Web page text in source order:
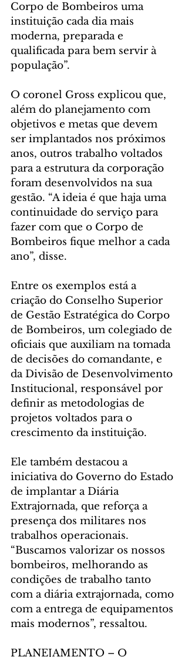
Corpo de Bombeiros uma
instituição cada dia mais
moderna, preparada e
qualificada para bem servir à
população”.
O coronel Gross explicou que,
além do planejamento com
objetivos e metas que devem
ser implantados nos próximos
anos, outros trabalho voltados
para a estrutura da corporação
foram desenvolvidos na sua
gestão. “A ideia é que haja uma
continuidade do serviço para
fazer com que o Corpo de
Bombeiros fique melhor a cada
ano”, disse.
Entre os exemplos está a
criação do Conselho Superior
de Gestão Estratégica do Corpo
de Bombeiros, um colegiado de
oficiais que auxiliam na tomada
de decisões do comandante, e
da Divisão de Desenvolvimento
Institucional, responsável por
definir as metodologias de
projetos voltados para o
crescimento da instituição.
Ele também destacou a
iniciativa do Governo do Estado
de implantar a Diária
Extrajornada, que reforça a
presença dos militares nos
trabalhos operacionais.
“Buscamos valorizar os nossos
bombeiros, melhorando as
condições de trabalho tanto
com a diária extrajornada, como
com a entrega de equipamentos
mais modernos”, ressaltou.
PLANEJAMENTO – O